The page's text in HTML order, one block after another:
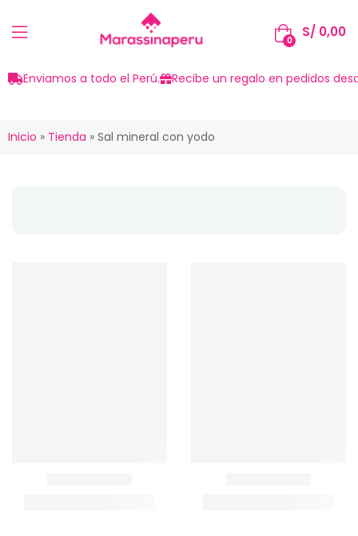
0
S/ 0,00
Enviamos a todo el Perú. Recibe un regalo en pedidos
Inicio » Tienda » Sal mineral con yodo